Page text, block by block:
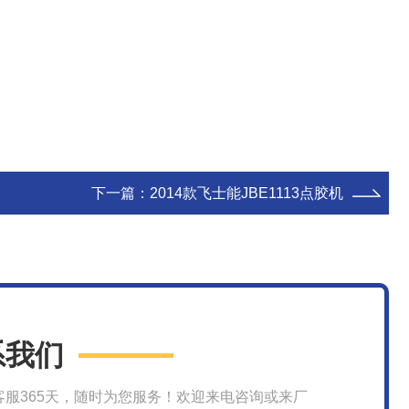
下一篇： 2014款飞士能JBE1113点胶机
们
服365天，随时为您服务！欢迎来电咨询或来厂